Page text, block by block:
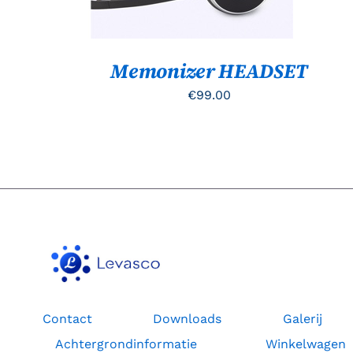
Memonizer HEADSET
€99.00
Contact Downloads Galerij
Achtergrondinformatie
Winkelwagen